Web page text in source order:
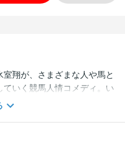
翔が、さまざまな人や馬と
いく競馬人情コメディ。い
ョッキー・氷室翔は、騎手
ース中に腹を下してしま